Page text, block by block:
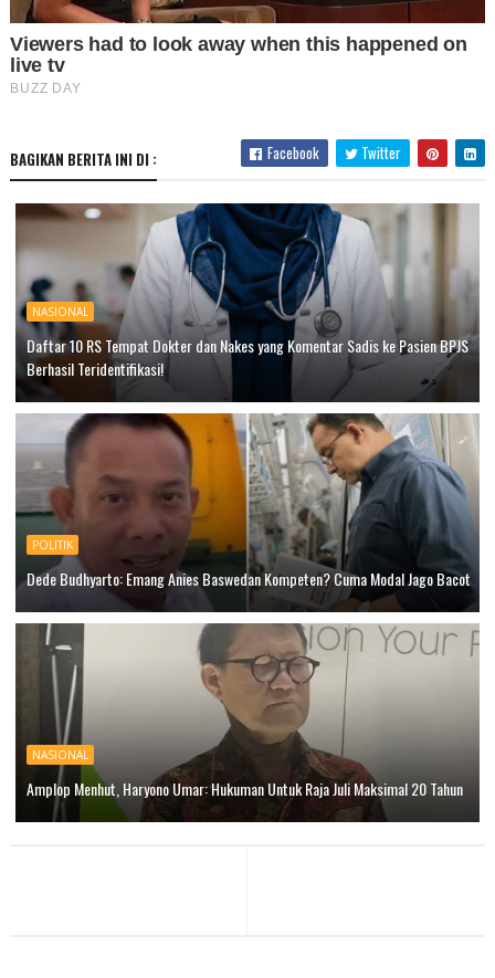
BAGIKAN BERITA INI DI : Facebook Twitter
NASIONAL
Daftar 10 RS Tempat Dokter dan Nakes yang Komentar Sadis ke Pasien BPJS
Berhasil Teridentifikasi!
POLITIK
Dede Budhyarto: Emang Anies Baswedan Kompeten? Cuma Modal Jago Bacot
NASIONAL
Amplop Menhut, Haryono Umar: Hukuman Untuk Raja Juli Maksimal 20 Tahun